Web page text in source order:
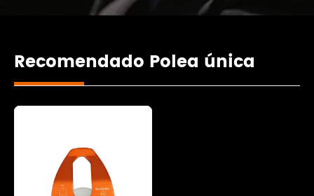
Recomendado Polea única